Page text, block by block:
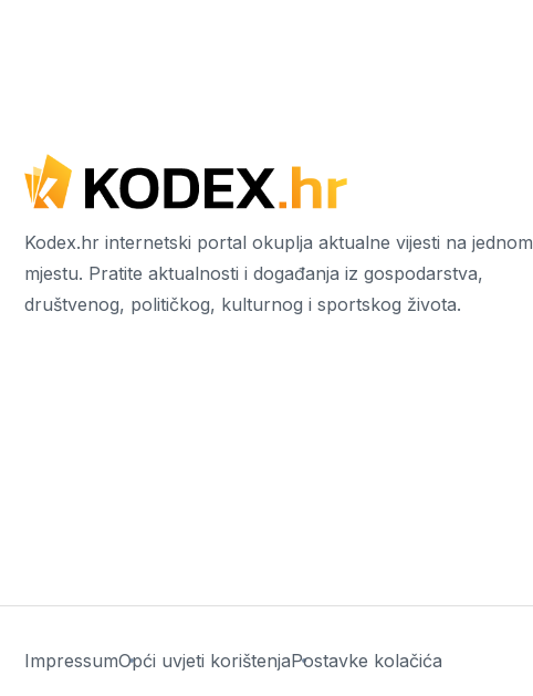
Kodex.hr internetski portal okuplja aktualne vijesti na jednom
mjestu. Pratite aktualnosti i događanja iz gospodarstva,
društvenog, političkog, kulturnog i sportskog života.
ImpressumOpći uvjeti korištenjaPostavke kolačića